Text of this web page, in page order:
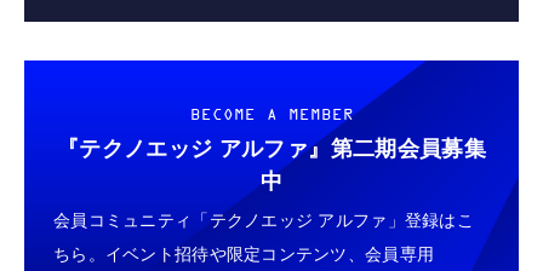
BECOME A MEMBER
『テクノエッジ アルファ』 第二期会員募集
中
会員コミュニティ「テクノエッジ アルファ」登録はこ
ちら。イベント招待や限定コンテンツ、会員専用